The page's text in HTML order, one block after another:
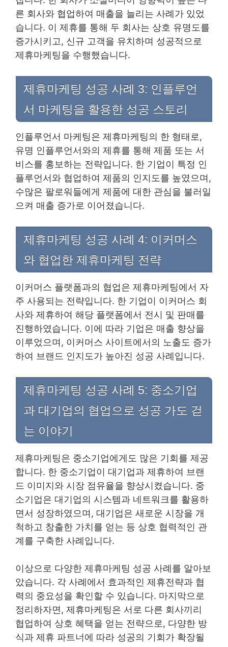
른 회사와 협업하여 매출을 늘리는 사례가 있었
습니다. 이 제휴를 통해 두 회사는 상호 유명도를
증가시키고, 신규 고객을 유치하며 성공적으로
제휴마케팅을 수행했습니다.
제휴마케팅 성공 사례 3: 인플루언
서 마케팅을 활용한 성공 스토리
인플루언서 마케팅은 제휴마케팅의 한 형태로,
유명 인플루언서와의 제휴를 통해 제품 또는 서
비스를 홍보하는 전략입니다. 한 기업이 특정 인
플루언서와 협업하여 제품의 인지도를 높였으며,
수많은 팔로워들에게 제품에 대한 관심을 불러일
으켜 매출 증가로 이어졌습니다.
제휴마케팅 성공 사례 4: 이커머스
와 협업한 제휴마케팅 전략
이커머스 플랫폼과의 협업은 제휴마케팅에서 자
주 사용되는 전략입니다. 한 기업이 이커머스 회
사와 제휴하여 해당 플랫폼에서 전시 및 판매를
진행하였습니다. 이에 따라 기업은 매출 향상을
이루었으며, 이커머스 사이트에서의 노출도 증가
하여 브랜드 인지도가 높아진 성공 사례입니다.
제휴마케팅 성공 사례 5: 중소기업
과 대기업의 협업으로 성공 가도 걷
는 이야기
제휴마케팅은 중소기업에게도 많은 기회를 제공
합니다. 한 중소기업이 대기업과 제휴하여 브랜
드 이미지와 시장 점유율을 향상시켰습니다. 중
소기업은 대기업의 시스템과 네트워크를 활용하
면서 성장하였으며, 대기업은 새로운 시장을 개
척하고 창출한 가치를 얻는 등 상호 협력적인 관
계를 구축한 사례입니다.
이상으로 다양한 제휴마케팅 성공 사례를 알아보
았습니다. 각 사례에서 효과적인 제휴전략과 협
력의 중요성을 확인할 수 있습니다. 마지막으로
정리하자면, 제휴마케팅은 서로 다른 회사끼리
협업하여 상호 혜택을 얻는 전략으로, 다양한 방
식과 제휴 파트너에 따라 성공의 기회가 확장될